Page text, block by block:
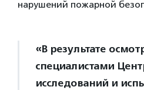
нарушений пожарной
«В результате
специалистами
исследований и